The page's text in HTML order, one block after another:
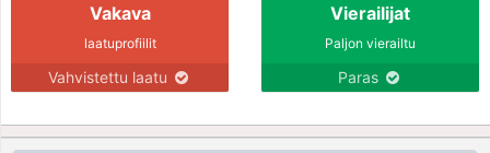
Vakava
laatuprofiilit
Vahvistettu laatu
Vierailijat
Paljon vierailtu
Paras